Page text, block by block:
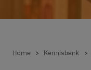
Home > Kennisbank >